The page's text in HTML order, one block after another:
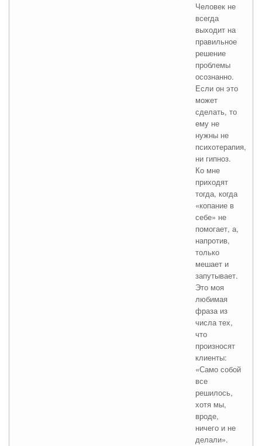
Человек не
всегда
выходит на
правильное
решение
проблемы
осознанно.
Если он это
может
сделать, то
ему не
нужны не
психотерапия,
ни гипноз.
Ко мне
приходят
тогда, когда
«копание в
себе» не
помогает, а,
напротив,
только
мешает и
запутывает.
Это моя
любимая
фраза из
числа тех,
что
произносят
клиенты:
«Само собой
все
решилось,
хотя мы,
вроде,
ничего и не
делали».